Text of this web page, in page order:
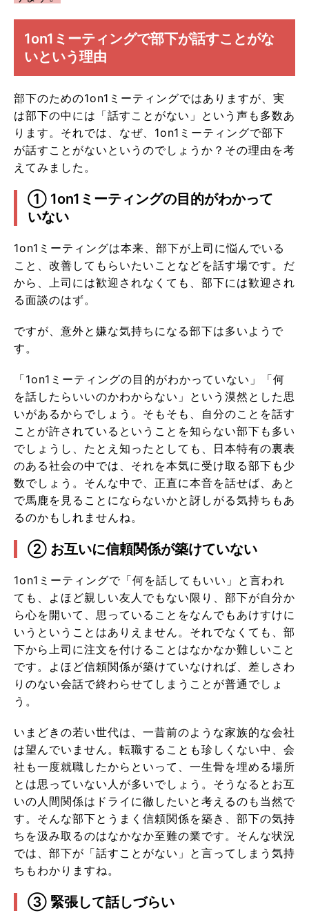
1on1ミーティングで部下が話すことがな
いという理由
部下のための1on1ミーティングではありますが、実
は部下の中には「話すことがない」という声も多数あ
ります。それでは、なぜ、1on1ミーティングで部下
が話すことがないというのでしょうか？その理由を考
えてみました。
① 1on1ミーティングの目的がわかって
いない
1on1ミーティングは本来、部下が上司に悩んでいる
こと、改善してもらいたいことなどを話す場です。だ
から、上司には歓迎されなくても、部下には歓迎され
る面談のはず。
ですが、意外と嫌な気持ちになる部下は多いようで
す。
「1on1ミーティングの目的がわかっていない」「何
を話したらいいのかわからない」という漠然とした思
いがあるからでしょう。そもそも、自分のことを話す
ことが許されているということを知らない部下も多い
でしょうし、たとえ知ったとしても、日本特有の裏表
のある社会の中では、それを本気に受け取る部下も少
数でしょう。そんな中で、正直に本音を話せば、あと
で馬鹿を見ることにならないかと訝しがる気持ちもあ
るのかもしれませんね。
② お互いに信頼関係が築けていない
1on1ミーティングで「何を話してもいい」と言われ
ても、よほど親しい友人でもない限り、部下が自分か
ら心を開いて、思っていることをなんでもあけすけに
いうということはありえません。それでなくても、部
下から上司に注文を付けることはなかなか難しいこと
です。よほど信頼関係が築けていなければ、差しさわ
りのない会話で終わらせてしまうことが普通でしょ
う。
いまどきの若い世代は、一昔前のような家族的な会社
は望んでいません。転職することも珍しくない中、会
社も一度就職したからといって、一生骨を埋める場所
とは思っていない人が多いでしょう。そうなるとお互
いの人間関係はドライに徹したいと考えるのも当然で
す。そんな部下とうまく信頼関係を築き、部下の気持
ちを汲み取るのはなかなか至難の業です。そんな状況
では、部下が「話すことがない」と言ってしまう気持
ちもわかりますね。
③ 緊張して話しづらい